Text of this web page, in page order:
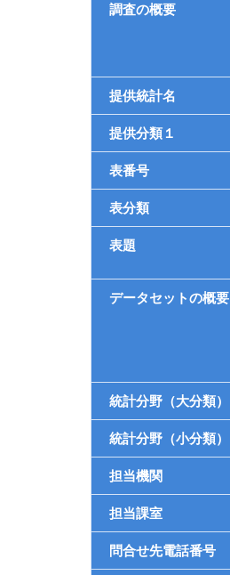
調査の概要
提供統計名
提供分類１
表番号
表分類
表題
データセットの概要
統計分野（大分類）
統計分野（小分類）
担当機関
担当課室
問合せ先電話番号